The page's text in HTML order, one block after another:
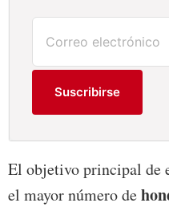
Suscribirse
El objetivo principal de
el mayor número de